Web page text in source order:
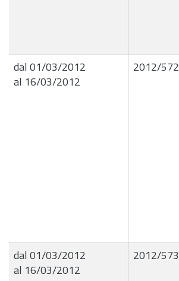
dal 01/03/2012
al 16/03/2012
2012/572
dal 01/03/2012
al 16/03/2012
2012/573